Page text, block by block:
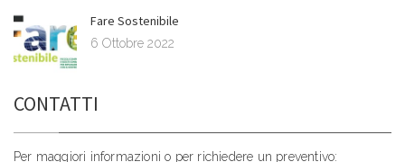
Fare Sostenibile
6 Ottobre 2022
CONTATTI
Per maggiori informazioni o per richiedere un preventivo: